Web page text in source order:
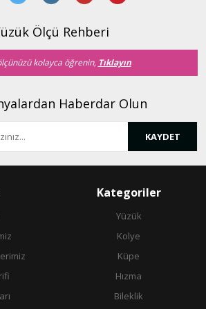
daha pahalı.
alternatifler olmalı.
Ölçü Rehberi
kolayca öğrenin, Tıklayın
Haberdar Olun
KAYDET
Kategoriler
Yüzük
Kolye
Küpe
Hızma
Bileklik